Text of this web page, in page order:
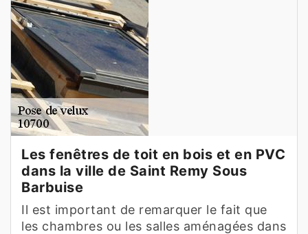
Les fenêtres de toit en bois et en PVC
dans la ville de Saint Remy Sous
Barbuise
Il est important de remarquer le fait que
les chambres ou les salles aménagées dans